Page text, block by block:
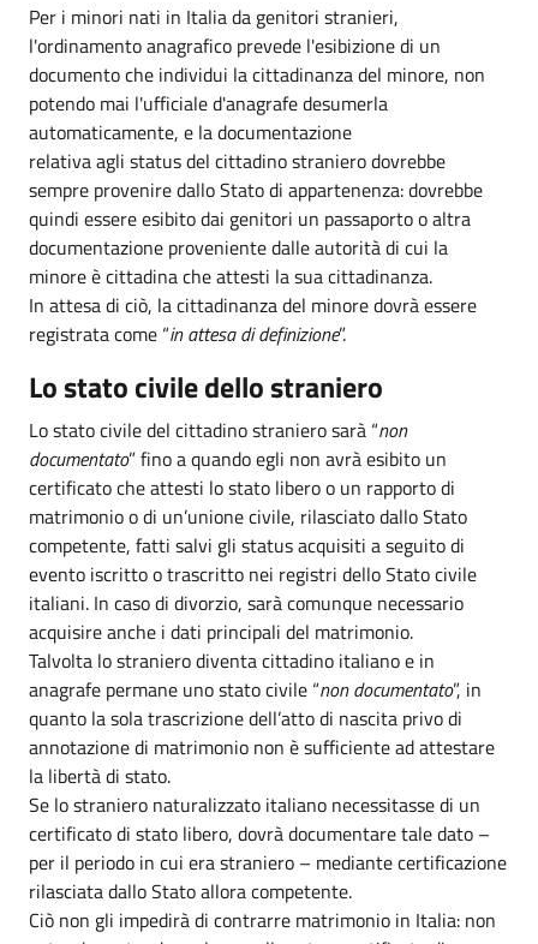
Per i minori nati in Italia da genitori stranieri,
l'ordinamento anagrafico prevede l'esibizione di un
documento che individui la cittadinanza del minore, non
potendo mai l'ufficiale d'anagrafe desumerla
automaticamente, e la documentazione
relativa agli status del cittadino straniero dovrebbe
sempre provenire dallo Stato di appartenenza: dovrebbe
quindi essere esibito dai genitori un passaporto o altra
documentazione proveniente dalle autorità di cui la
minore è cittadina che attesti la sua cittadinanza.
In attesa di ciò, la cittadinanza del minore dovrà essere
registrata come “in attesa di definizione”.
Lo stato civile dello straniero
Lo stato civile del cittadino straniero sarà “non
documentato” fino a quando egli non avrà esibito un
certificato che attesti lo stato libero o un rapporto di
matrimonio o di un’unione civile, rilasciato dallo Stato
competente, fatti salvi gli status acquisiti a seguito di
evento iscritto o trascritto nei registri dello Stato civile
italiani. In caso di divorzio, sarà comunque necessario
acquisire anche i dati principali del matrimonio.
Talvolta lo straniero diventa cittadino italiano e in
anagrafe permane uno stato civile “non documentato”, in
quanto la sola trascrizione dell’atto di nascita privo di
annotazione di matrimonio non è sufficiente ad attestare
la libertà di stato.
Se lo straniero naturalizzato italiano necessitasse di un
certificato di stato libero, dovrà documentare tale dato –
per il periodo in cui era straniero – mediante certificazione
rilasciata dallo Stato allora competente.
Ciò non gli impedirà di contrarre matrimonio in Italia: non